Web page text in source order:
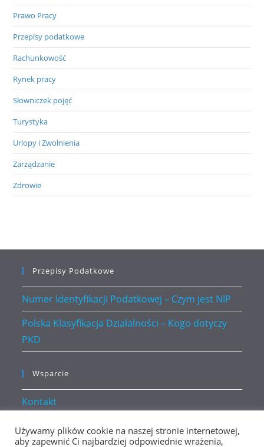
Prawo Pracy
Przepisy podatkowe
Rachunkowość
Rynek pracy
Słowniczek pojęć
Turystyka
Urlopy i Zwolnienia
Zarządzanie
Zdrowie
Przepisy Podatkowe
Numer Identyfikacji Podatkowej – Czym jest NIP
Polska Klasyfikacja Działalności – Kogo dotyczy
PKD
Wsparcie
Kontakt
Polityka prywatności
Używamy plików cookie na naszej stronie internetowej,
aby zapewnić Ci najbardziej odpowiednie wrażenia,